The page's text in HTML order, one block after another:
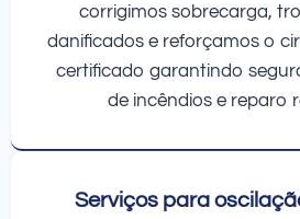
corrigimos sobrecarga,
danificados e reforçamos o
certificado garantindo
de incêndios e reparo
Serviços para